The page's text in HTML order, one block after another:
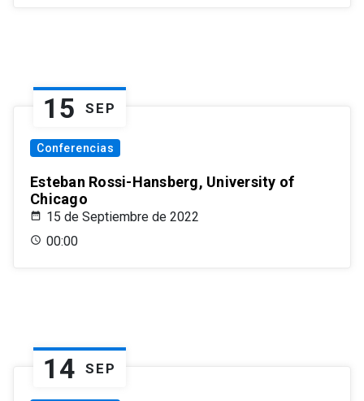
15 SEP
Conferencias
Esteban Rossi-Hansberg, University of
Chicago
15 de Septiembre de 2022
00:00
14 SEP